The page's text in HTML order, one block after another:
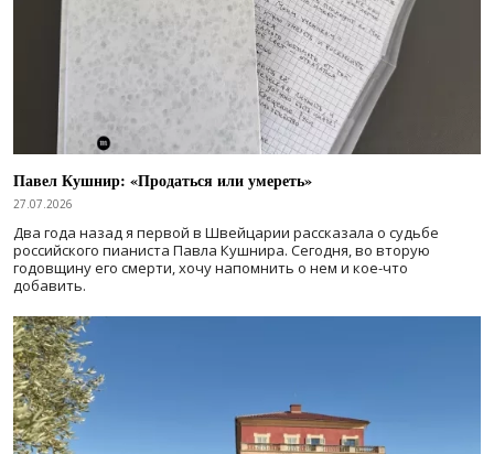
Павел Кушнир: «Продаться или умереть»
27.07.2026
Два года назад я первой в Швейцарии рассказала о судьбе
российского пианиста Павла Кушнира. Сегодня, во вторую
годовщину его смерти, хочу напомнить о нем и кое-что
добавить.